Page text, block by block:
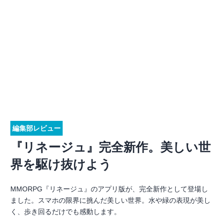
編集部レビュー
『リネージュ』完全新作。美しい世
界を駆け抜けよう
MMORPG『リネージュ』のアプリ版が、完全新作として登場し
ました。スマホの限界に挑んだ美しい世界。水や緑の表現が美し
く、歩き回るだけでも感動します。